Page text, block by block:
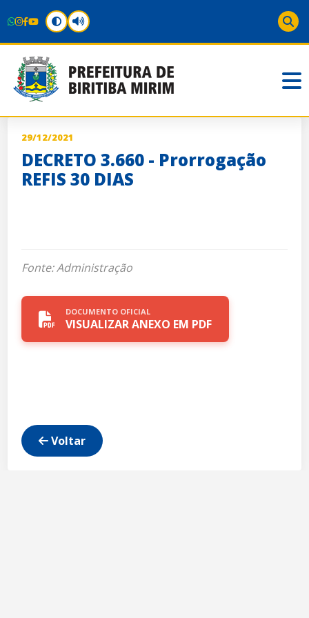
29/12/2021
DECRETO 3.660 - Prorrogação
REFIS 30 DIAS
Fonte: Administração
DOCUMENTO OFICIAL
VISUALIZAR ANEXO EM PDF
Voltar